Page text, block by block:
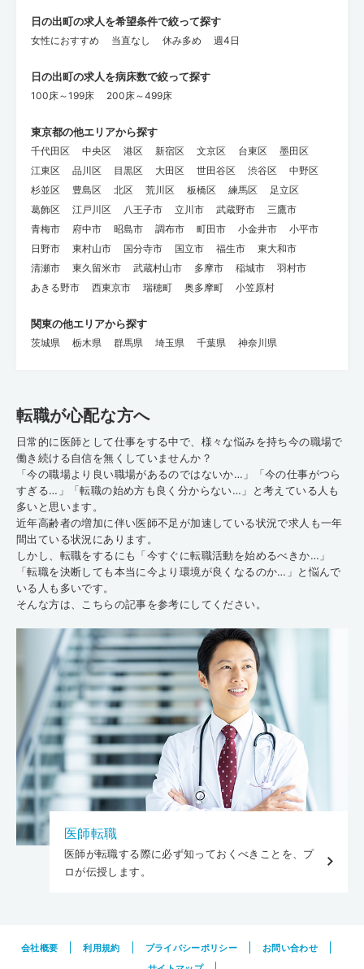
日の出町の求人を希望条件で絞って探す
女性におすすめ 当直なし 休み多め 週4日
日の出町の求人を病床数で絞って探す
100床～199床 200床～499床
東京都の他エリアから探す
千代田区 中央区 港区 新宿区 文京区 台東区
墨田区
江東区
品川区 目黒区 大田区 世田谷区 渋谷区
中野区
杉並区
豊島区 北区 荒川区 板橋区 練馬区
足立区
葛飾区
江戸川区 八王子市 立川市 武蔵野市
三鷹市
青梅市
府中市 昭島市 調布市 町田市 小金井市
小平市
日野市
東村山市 国分寺市 国立市 福生市
東大和市
清瀬市
東久留米市 武蔵村山市 多摩市 稲城市
羽村市
あきる野市
西東京市 瑞穂町 奥多摩町 小笠原村
関東の他エリアから探す
茨城県 栃木県 群馬県 埼玉県 千葉県 神奈川県
転職が心配な方へ
日常的に医師として仕事をする中で、様々な悩みを持ち今の職場で
働き続ける自信を無くしていませんか？
「今の職場より良い職場があるのではないか…」「今の仕事がつら
すぎる…」「転職の始め方も良く分からない…」と考えている人も
多いと思います。
近年高齢者の増加に伴い医師不足が加速している状況で求人も一年
間出ている状況にあります。
しかし、転職をするにも「今すぐに転職活動を始めるべきか…」
「転職を決断しても本当に今より環境が良くなるのか…」と悩んで
いる人も多いです。
そんな方は、こちらの記事を参考にしてください。
医師転職
医師が転職する際に必ず知っておくべきことを、プ
ロが伝授します。
会社概要 利用規約 プライバシーポリシー
お問い合わせ